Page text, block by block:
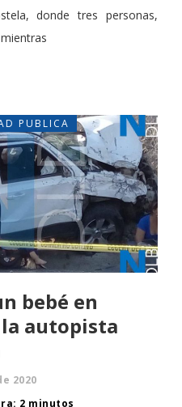
donde tres personas,
PUBLICA
bebé en
autopista
2020
2 minutos